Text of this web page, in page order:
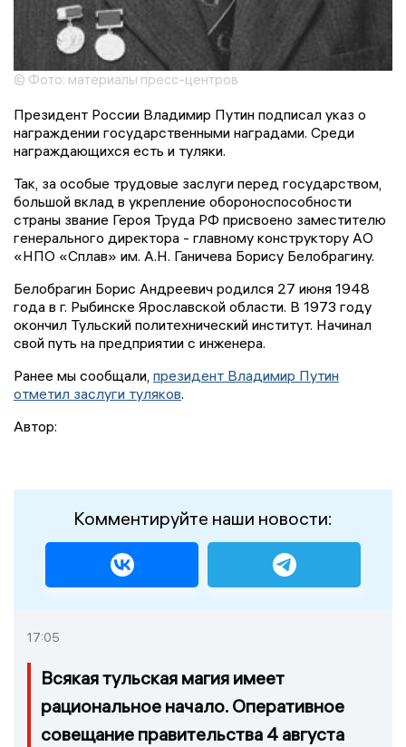
© Фото: материалы пресс-центров
Президент России Владимир Путин подписал указ о
награждении государственными наградами. Среди
награждающихся есть и туляки.
Так, за особые трудовые заслуги перед государством,
большой вклад в укрепление обороноспособности
страны звание Героя Труда РФ присвоено заместителю
генерального директора - главному конструктору АО
«НПО «Сплав» им. А.Н. Ганичева Борису Белобрагину.
Белобрагин Борис Андреевич родился 27 июня 1948
года в г. Рыбинске Ярославской области. В 1973 году
окончил Тульский политехнический институт. Начинал
свой путь на предприятии с инженера.
Ранее мы сообщали, президент Владимир Путин
отметил заслуги туляков.
Автор:
Комментируйте наши новости:
17:05
Всякая тульская магия имеет
рациональное начало. Оперативное
совещание правительства 4 августа